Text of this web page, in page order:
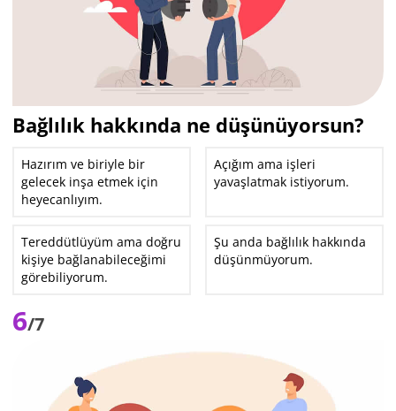
Bağlılık hakkında ne düşünüyorsun?
Hazırım ve biriyle bir
gelecek inşa etmek için
heyecanlıyım.
Açığım ama işleri
yavaşlatmak istiyorum.
Tereddütlüyüm ama doğru
kişiye bağlanabileceğimi
görebiliyorum.
Şu anda bağlılık hakkında
düşünmüyorum.
6/7